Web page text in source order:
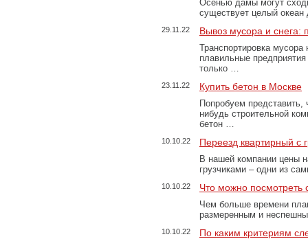
Осенью дамы могут
существует целый
29.11.22 Вывоз мусора и
Транспортировка
плавильные
только …
23.11.22 Купить бетон в Москве
Попробуем представить,
нибудь строительной
бетон …
10.10.22 Переезд квартирный с
В нашей компании цены
грузчиками – одни из
10.10.22 Что можно посмотреть
Чем больше времени
размеренным и
10.10.22 По каким критериям